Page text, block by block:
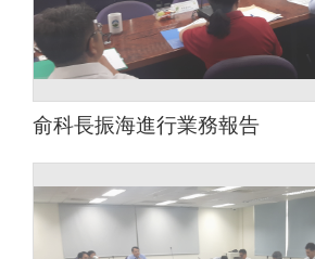
俞科長振海進行業務報告